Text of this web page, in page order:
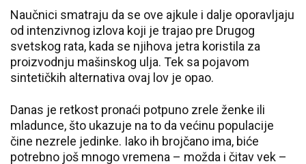
Naučnici smatraju da se ove ajkule i dalje oporavljaju
od intenzivnog izlova koji je trajao pre Drugog
svetskog rata, kada se njihova jetra koristila za
proizvodnju mašinskog ulja. Tek sa pojavom
sintetičkih alternativa ovaj lov je opao.
Danas je retkost pronaći potpuno zrele ženke ili
mladunce, što ukazuje na to da većinu populacije
čine nezrele jedinke. Iako ih brojčano ima, biće
potrebno još mnogo vremena – možda i čitav vek –